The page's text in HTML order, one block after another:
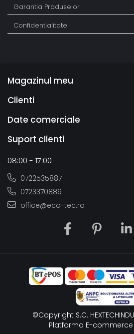
Garantia Produselor
Confidentialitate
Magazinul meu
Clienti
Date comerciale
Suport clienti
08:00 - 17:00
0722535887
0723370889
office@eco-tec.ro
©Copyright S.C.
Platforma E-